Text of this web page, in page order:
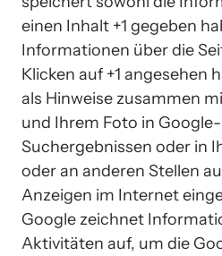
einen Inhalt +1 gegeben
Informationen über die
Klicken auf +1 angesehen
als Hinweise zusammen
und Ihrem Foto in
Suchergebnissen oder in
oder an anderen Stellen
Anzeigen im Internet
Google zeichnet
Aktivitäten auf, um die